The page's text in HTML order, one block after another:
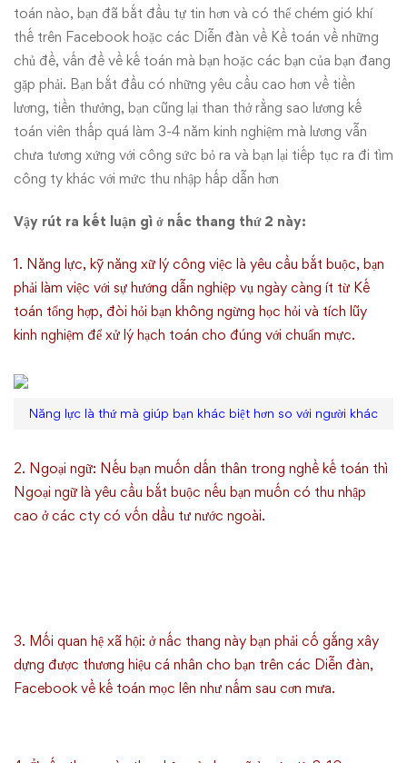
toán nào, bạn đã bắt đầu tự tin hơn và có thể chém gió khí
thế trên Facebook hoặc các Diễn đàn về Kề toán về những
chủ đề, vấn đề về kế toán mà bạn hoặc các bạn của bạn đang
gặp phải. Bạn bắt đầu có những yêu cầu cao hơn về tiền
lương, tiền thưởng, bạn cũng lại than thở rằng sao lương kế
toán viên thấp quá làm 3-4 năm kinh nghiệm mà lương vẫn
chưa tương xứng với công sức bỏ ra và bạn lại tiếp tục ra đi tìm
công ty khác với mức thu nhập hấp dẫn hơn
Vậy rút ra kết luận gì ở nấc thang thứ 2 này:
1. Năng lực, kỹ năng xữ lý công việc là yêu cầu bắt buộc, bạn
phải làm việc với sự hướng dẫn nghiệp vụ ngày càng ít từ Kế
toán tổng hợp, đòi hỏi bạn không ngừng học hỏi và tích lũy
kinh nghiệm để xử lý hạch toán cho đúng với chuẩn mực.
Năng lực là thứ mà giúp bạn khác biệt hơn so với người khác
2. Ngoại ngữ: Nếu bạn muốn dấn thân trong nghề kế toán thì
Ngoại ngữ là yêu cầu bắt buộc nếu bạn muốn có thu nhập
cao ở các cty có vốn dầu tư nước ngoài.
3. Mối quan hệ xã hội: ở nấc thang này bạn phải cố gắng xây
dựng được thương hiệu cá nhân cho bạn trên các Diễn đàn,
Facebook về kế toán mọc lên như nấm sau cơn mưa.